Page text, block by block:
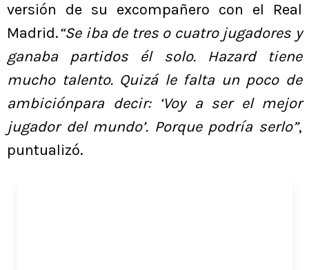
versión de su excompañero con el Real
Madrid.“Se iba de tres o cuatro jugadores y
ganaba partidos él solo. Hazard tiene
mucho talento. Quizá le falta un poco de
ambiciónpara decir: ‘Voy a ser el mejor
jugador del mundo’. Porque podría serlo”,
puntualizó.